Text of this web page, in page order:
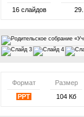
16 слайдов
Формат
Размер
PPT
104 Кб